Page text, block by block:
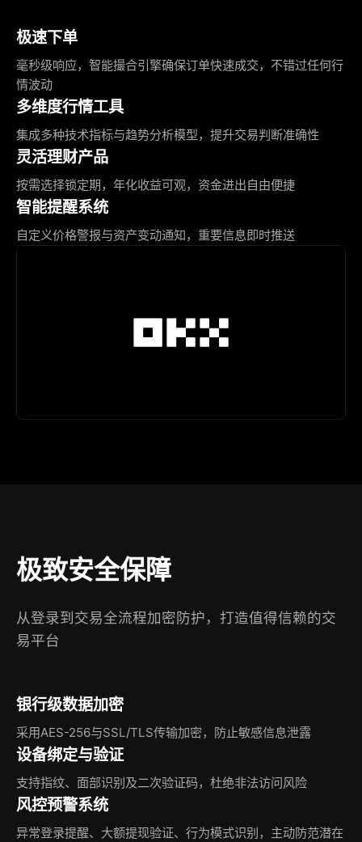
极速下单
毫秒级响应，智能撮合引擎确保订单快速成交，不错过任何行
情波动
多维度行情工具
集成多种技术指标与趋势分析模型，提升交易判断准确性
灵活理财产品
按需选择锁定期，年化收益可观，资金进出自由便捷
智能提醒系统
自定义价格警报与资产变动通知，重要信息即时推送
极致安全保障
从登录到交易全流程加密防护，打造值得信赖的交
易平台
银行级数据加密
采用AES-256与SSL/TLS传输加密，防止敏感信息泄露
设备绑定与验证
支持指纹、面部识别及二次验证码，杜绝非法访问风险
风控预警系统
异常登录提醒、大额提现验证、行为模式识别，主动防范潜在